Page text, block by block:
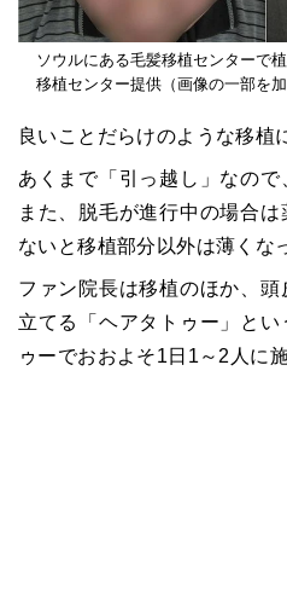
ソウルにある毛髪移植センターで
移植センター提供（画像の一部を加
良いことだらけのような移植
あくまで「引っ越し」なので
また、脱毛が進行中の場合
ないと移植部分以外は薄くな
ファン院長は移植のほか、
立てる「ヘアタトゥー」と
ゥーでおおよそ1日1～2人に